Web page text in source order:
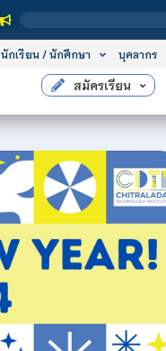
นักเรียน / นักศึกษา บุคลากร
สมัครเรียน